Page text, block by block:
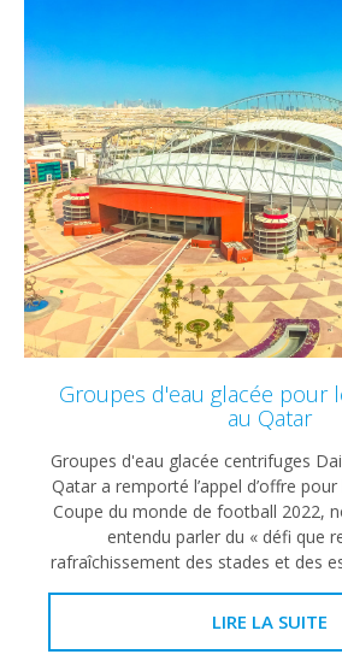
Groupes d'eau glacée pour
au Qatar
Groupes d'eau glacée centrifuges
Qatar a remporté l’appel d’offre
Coupe du monde de football 2022,
entendu parler du « défi que
rafraîchissement des stades et des
LIRE LA SUITE